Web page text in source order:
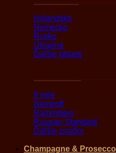
Holandsko
Nemecko
Rusko
Ukrajina
Ďaľšie oblasti
9 mile
Nemiroff
Rammstein
Russian Standard
Ďaľšie značky
Champagne & Prosecco